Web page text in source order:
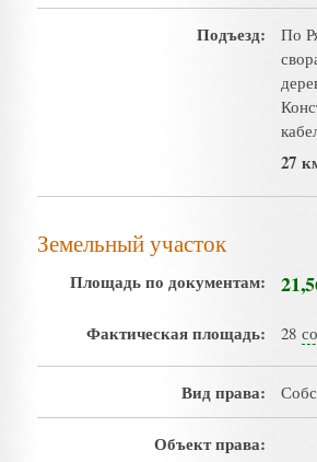
Подъезд:
По
27
Земельный участок
Площадь по документам:
Фактическая площадь: 28
Вид права:
Объект права: